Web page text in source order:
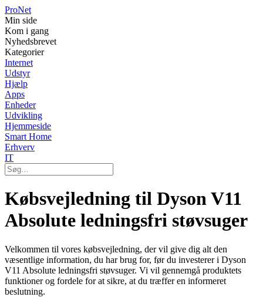
ProNet
Min side
Kom i gang
Nyhedsbrevet
Kategorier
Internet
Udstyr
Hjælp
Apps
Enheder
Udvikling
Hjemmeside
Smart Home
Erhverv
IT
Købsvejledning til Dyson V11
Absolute ledningsfri støvsuger
Velkommen til vores købsvejledning, der vil give dig alt den
væsentlige information, du har brug for, før du investerer i Dyson
V11 Absolute ledningsfri støvsuger. Vi vil gennemgå produktets
funktioner og fordele for at sikre, at du træffer en informeret
beslutning.